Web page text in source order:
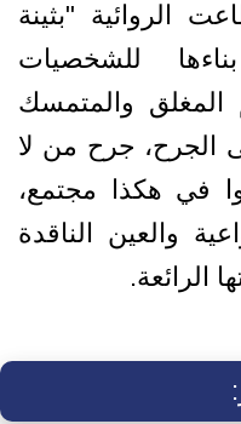
الروائية "بثينة
للشخصيات
المغلق والمتمسك
الجرح، جرح من لا
في هكذا مجتمع،
والعين الناقدة
الرائعة.